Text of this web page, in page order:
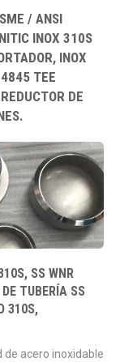
/ ANSI
INOX 310S
INOX
TEE
DE
SS WNR
TUBERÍA SS
310S,
de acero inoxidable